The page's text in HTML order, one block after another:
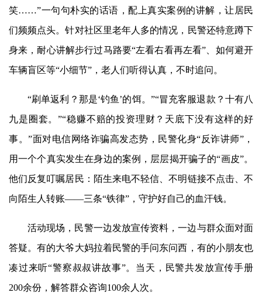
笑……”一句句朴实的话语，配上真实案例的讲解，让居民
们频频点头。针对社区里老年人多的情况，民警还特意蹲下
身来，耐心讲解步行过马路要“左看右看再左看”、如何避开
车辆盲区等“小细节”，老人们听得认真，不时追问。
“刷单返利？那是‘钓鱼’的饵。”“冒充客服退款？十有八
九是圈套。”“稳赚不赔的投资理财？天底下没有这样的好
事。”面对电信网络诈骗高发态势，民警化身“反诈讲师”，
用一个个真实发生在身边的案例，层层揭开骗子的“画皮”。
他们反复叮嘱居民：陌生来电不轻信、不明链接不点击、不
向陌生人转账——三条“铁律”，守护好自己的血汗钱。
活动现场，民警一边发放宣传资料，一边与群众面对面
答疑。有的大爷大妈拉着民警的手问东问西，有的小朋友也
凑过来听“警察叔叔讲故事”。当天，民警共发放宣传手册
200余份，解答群众咨询100余人次。